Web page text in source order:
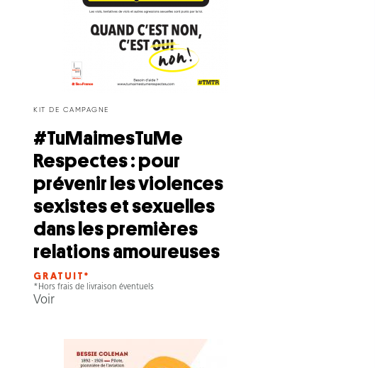
KIT DE CAMPAGNE
#TuMaimesTuMe
Respectes : pour
prévenir les violences
sexistes et sexuelles
dans les premières
relations amoureuses
GRATUIT*
*Hors frais de livraison éventuels
Voir